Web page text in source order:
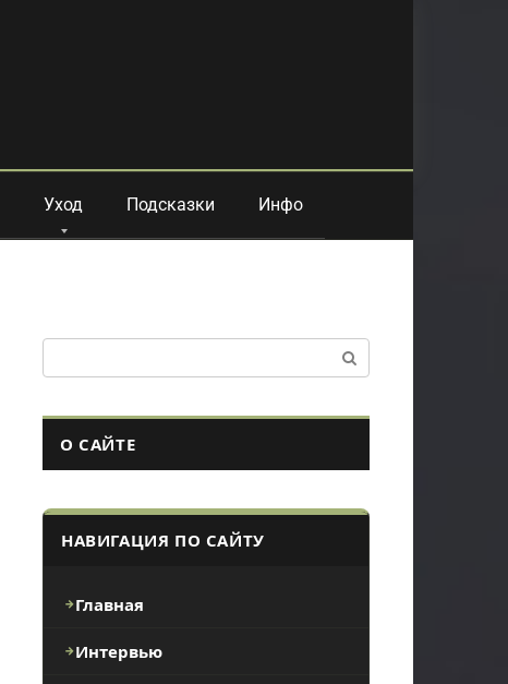
Уход Подсказки Инфо
О САЙТЕ
НАВИГАЦИЯ ПО САЙТУ
Главная
Интервью